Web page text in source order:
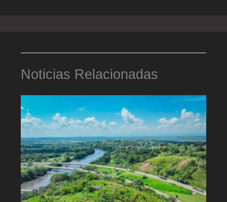
Noticias Relacionadas